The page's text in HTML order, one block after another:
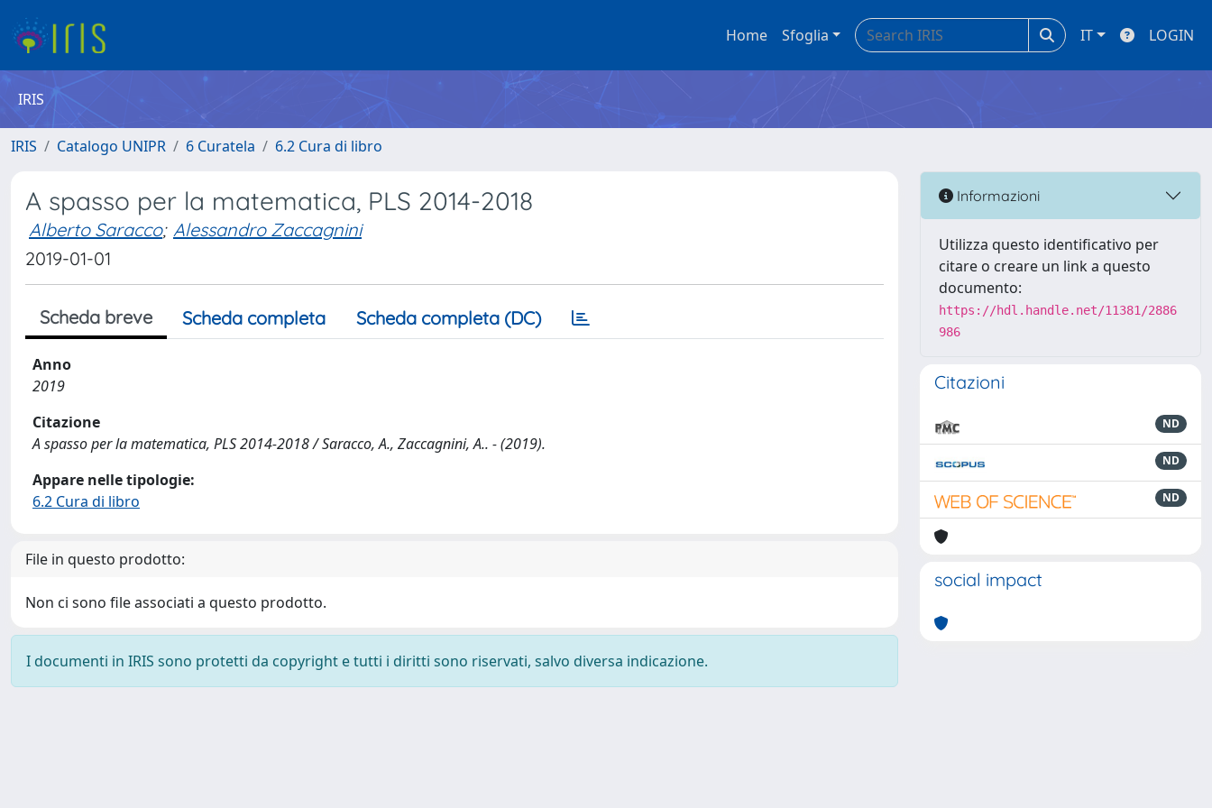
Home Sfoglia IT LOGIN
IRIS
IRIS Catalogo UNIPR 6 Curatela 6.2 Cura di libro
A spasso per la matematica, PLS 2014-2018
Alberto Saracco; Alessandro Zaccagnini
2019-01-01
Scheda breve Scheda completa Scheda completa (DC)
Anno
2019
Citazione
A spasso per la matematica, PLS 2014-2018 / Saracco, A., Zaccagnini, A.. - (2019).
Appare nelle tipologie:
6.2 Cura di libro
File in questo prodotto:
Non ci sono file associati a questo prodotto.
I documenti in IRIS sono protetti da copyright e tutti i diritti sono riservati, salvo diversa indicazione.
Informazioni
Utilizza questo identificativo per
citare o creare un link a questo
documento:
https://hdl.handle.net/11381/2886
986
Citazioni
ND
ND
ND
social impact